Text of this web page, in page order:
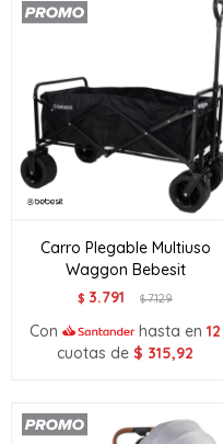
Carro Plegable Multiuso
Waggon Bebesit
$ 3.791 $7.129
Con hasta en 12
cuotas de $ 315,92